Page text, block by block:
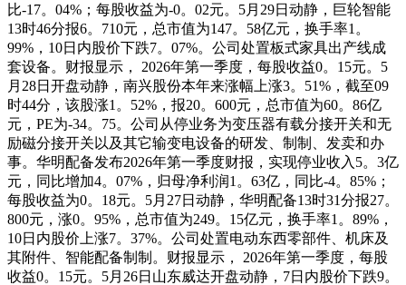
比-17。04%；每股收益为-0。02元。5月29日动静，巨轮智能
13时46分报6。710元，总市值为147。58亿元，换手率1。
99%，10日内股价下跌7。07%。公司处置板式家具出产线成
套设备。财报显示， 2026年第一季度，每股收益0。15元。5
月28日开盘动静，南兴股份本年来涨幅上涨3。51%，截至09
时44分，该股涨1。52%，报20。600元，总市值为60。86亿
元，PE为-34。75。公司从停业务为变压器有载分接开关和无
励磁分接开关以及其它输变电设备的研发、制制、发卖和办
事。华明配备发布2026年第一季度财报，实现停业收入5。3亿
元，同比增加4。07%，归母净利润1。63亿，同比-4。85%；
每股收益为0。18元。5月27日动静，华明配备13时31分报27。
800元，涨0。95%，总市值为249。15亿元，换手率1。89%，
10日内股价上涨7。37%。公司处置电动东西零部件、机床及
其附件、智能配备制制。财报显示， 2026年第一季度，每股
收益0。15元。5月26日山东威达开盘动静，7日内股价下跌9。